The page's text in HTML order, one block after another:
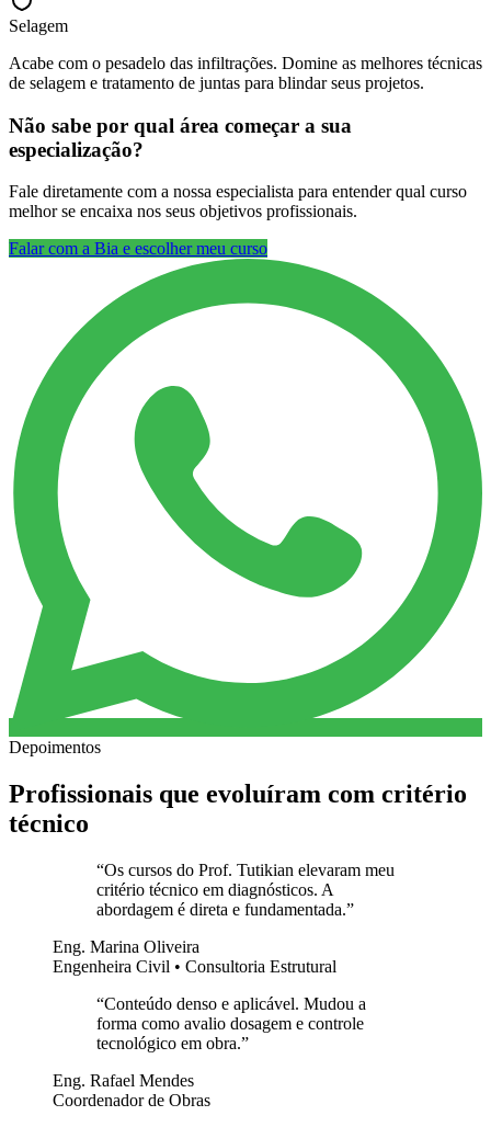
Selagem
Acabe com o pesadelo das infiltrações. Domine as melhores técnicas
de selagem e tratamento de juntas para blindar seus projetos.
Não sabe por qual área começar a sua
especialização?
Fale diretamente com a nossa especialista para entender qual curso
melhor se encaixa nos seus objetivos profissionais.
Falar com a Bia e escolher meu curso
Depoimentos
Profissionais que evoluíram com critério
técnico
“Os cursos do Prof. Tutikian elevaram meu
critério técnico em diagnósticos. A
abordagem é direta e fundamentada.”
Eng. Marina Oliveira
Engenheira Civil • Consultoria Estrutural
“Conteúdo denso e aplicável. Mudou a
forma como avalio dosagem e controle
tecnológico em obra.”
Eng. Rafael Mendes
Coordenador de Obras